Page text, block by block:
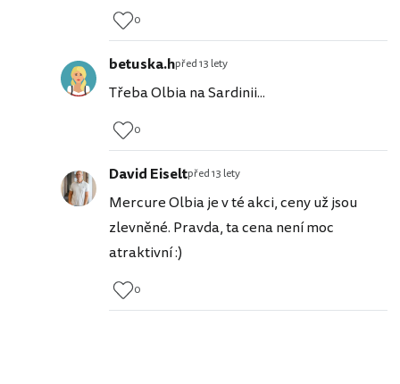
0
betuska.hpřed 13 lety
Třeba Olbia na Sardinii...
0
David Eiseltpřed 13 lety
Mercure Olbia je v té akci, ceny už jsou
zlevněné. Pravda, ta cena není moc
atraktivní :)
0